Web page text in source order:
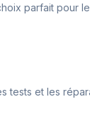
parfait pour
tests et les